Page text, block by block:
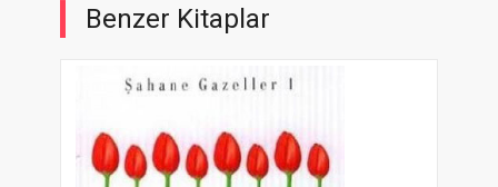
Benzer Kitaplar